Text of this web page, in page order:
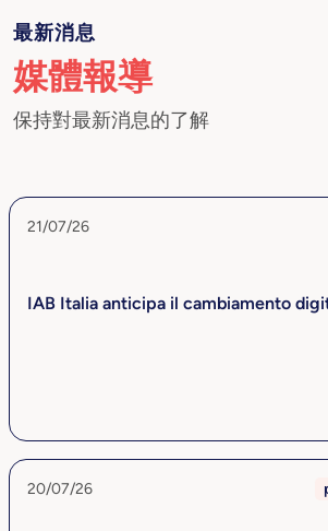
最新消息
媒體報導
保持對最新消息的了解
21/07/26
IAB Italia anticipa il cambiamento
20/07/26